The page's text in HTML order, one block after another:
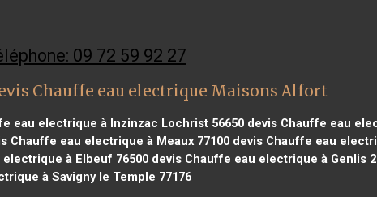
09 72 59 92 27
Chauffe eau electrique Maisons Alfort
eau electrique à Inzinzac Lochrist 56650devis Chauffe eau
Chauffe eau electrique à Meaux 77100 devis Chauffe eau
à Elbeuf 76500devis Chauffe eau electrique à Genlis
à Savigny le Temple 77176